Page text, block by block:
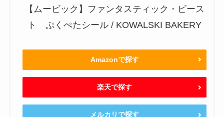
【ムービック】ファンタスティック・ビース
ト ぷくぺたシール / KOWALSKI BAKERY
Amazonで探す
楽天で探す
メルカリで探す